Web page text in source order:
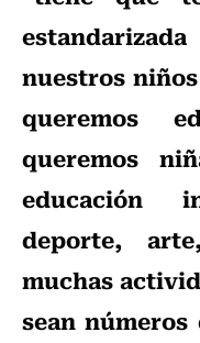
nuestros
queremos
queremos
educación
deporte,
muchas
sean